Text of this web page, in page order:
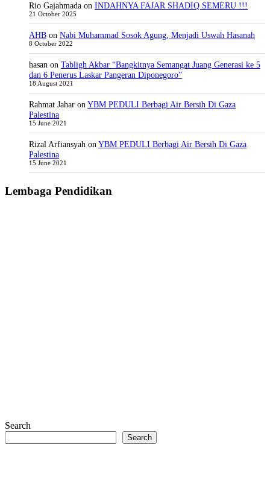
Rio Gajahmada on INDAHNYA FAJAR SHADIQ SEMERU !!!
21 October 2025
AHB on Nabi Muhammad Sosok Agung, Menjadi Uswah Hasanah
8 October 2022
hasan on Tabligh Akbar “Bangkitnya Semangat Juang Generasi ke 5
dan 6 Penerus Laskar Pangeran Diponegoro”
18 August 2021
Rahmat Jahar onYBM PEDULI Berbagi Air Bersih Di Gaza
Palestina
15 June 2021
Rizal Arfiansyah onYBM PEDULI Berbagi Air Bersih Di Gaza
Palestina
15 June 2021
Lembaga Pendidikan
Search
Search